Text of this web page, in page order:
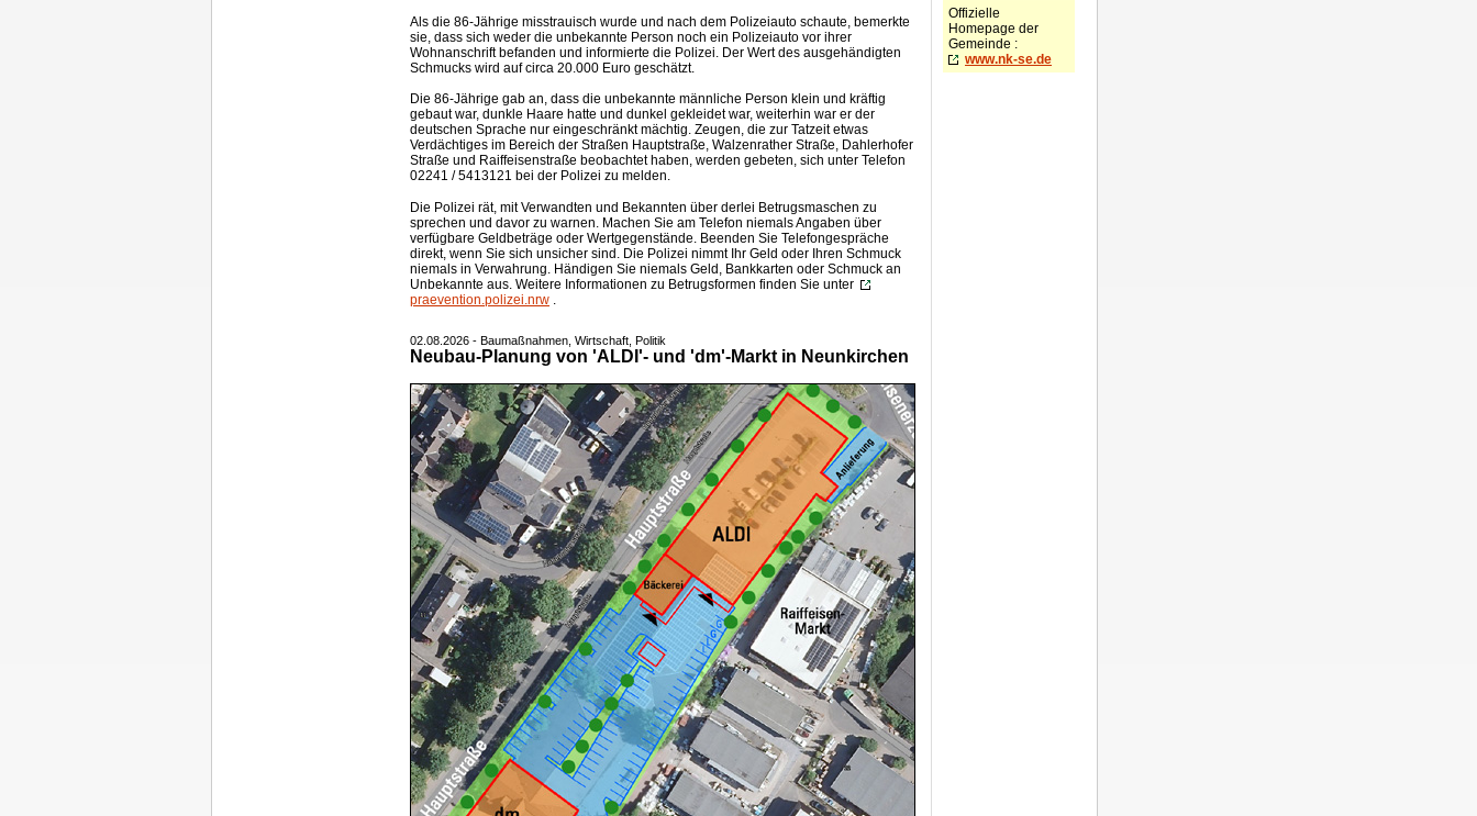
Als die 86-Jährige misstrauisch wurde und nach dem Polizeiauto schaute, bemerkte
sie, dass sich weder die unbekannte Person noch ein Polizeiauto vor ihrer
Wohnanschrift befanden und informierte die Polizei. Der Wert des ausgehändigten
Schmucks wird auf circa 20.000 Euro geschätzt.
Die 86-Jährige gab an, dass die unbekannte männliche Person klein und kräftig
gebaut war, dunkle Haare hatte und dunkel gekleidet war, weiterhin war er der
deutschen Sprache nur eingeschränkt mächtig. Zeugen, die zur Tatzeit etwas
Verdächtiges im Bereich der Straßen Hauptstraße, Walzenrather Straße, Dahlerhofer
Straße und Raiffeisenstraße beobachtet haben, werden gebeten, sich unter Telefon
02241 / 5413121 bei der Polizei zu melden.
Die Polizei rät, mit Verwandten und Bekannten über derlei Betrugsmaschen zu
sprechen und davor zu warnen. Machen Sie am Telefon niemals Angaben über
verfügbare Geldbeträge oder Wertgegenstände. Beenden Sie Telefongespräche
direkt, wenn Sie sich unsicher sind. Die Polizei nimmt Ihr Geld oder Ihren Schmuck
niemals in Verwahrung. Händigen Sie niemals Geld, Bankkarten oder Schmuck an
Unbekannte aus. Weitere Informationen zu Betrugsformen finden Sie unter
praevention.polizei.nrw .
02.08.2026 - Baumaßnahmen, Wirtschaft, Politik
Neubau-Planung von 'ALDI'- und 'dm'-Markt in Neunkirchen
Offizielle
Homepage der
Gemeinde :
www.nk-se.de